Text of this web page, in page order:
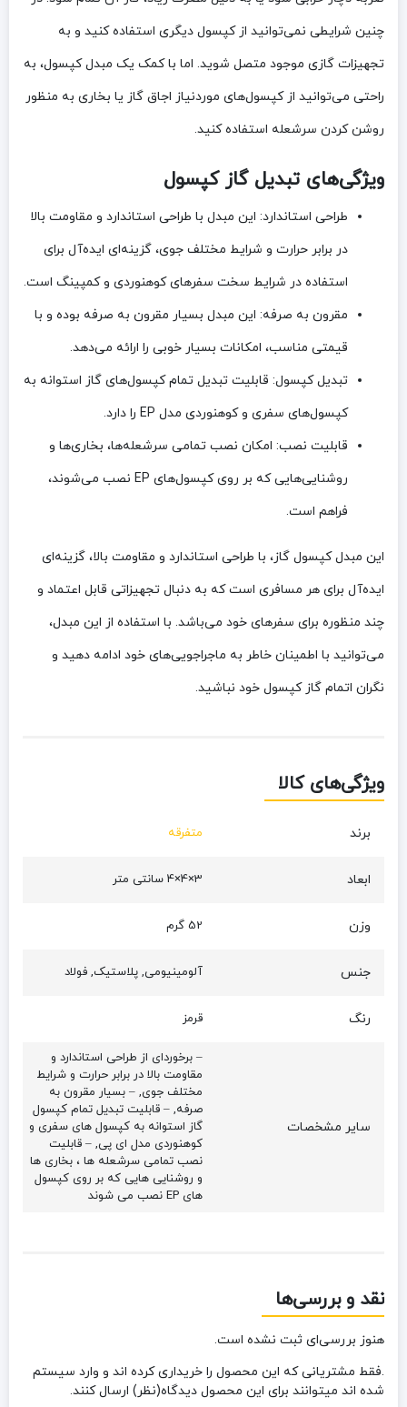
چنین شرایطی نمی‌توانید از کپسول دیگری استفاده کنید و به
تجهیزات گازی موجود متصل شوید. اما با کمک یک مبدل کپسول، به
راحتی می‌توانید از کپسول‌های موردنیاز اجاق گاز یا بخاری به منظور
روشن کردن سرشعله استفاده کنید.
ویژگی‌های تبدیل گاز کپسول
طراحی استاندارد: این مبدل با طراحی استاندارد و مقاومت بالا
در برابر حرارت و شرایط مختلف جوی، گزینه‌ای ایده‌آل برای
استفاده در شرایط سخت سفرهای کوهنوردی و کمپینگ است.
مقرون به صرفه: این مبدل بسیار مقرون به صرفه بوده و با
قیمتی مناسب، امکانات بسیار خوبی را ارائه می‌دهد.
تبدیل کپسول: قابلیت تبدیل تمام کپسول‌های گاز استوانه به
کپسول‌های سفری و کوهنوردی مدل EP را دارد.
قابلیت نصب: امکان نصب تمامی سرشعله‌ها، بخاری‌ها و
روشنایی‌هایی که بر روی کپسول‌های EP نصب می‌شوند،
فراهم است.
این مبدل کپسول گاز، با طراحی استاندارد و مقاومت بالا، گزینه‌ای
ایده‌آل برای هر مسافری است که به دنبال تجهیزاتی قابل اعتماد و
چند منظوره برای سفرهای خود می‌باشد. با استفاده از این مبدل،
می‌توانید با اطمینان خاطر به ماجراجویی‌های خود ادامه دهید و
نگران اتمام گاز کپسول خود نباشید.
ویژگی‌های کالا
برند متفرقه
ابعاد 3×4×4 سانتی متر
وزن 52 گرم
جنس آلومینیومی, پلاستیک, فولاد
رنگ قرمز
سایر مشخصات
– برخوردای از طراحی استاندارد و
مقاومت بالا در برابر حرارت و شرایط
مختلف جوی, – بسیار مقرون به
صرفه, – قابلیت تبدیل تمام کپسول
گاز استوانه به کپسول های سفری و
کوهنوردی مدل ای پی, – قابلیت
نصب تمامی سرشعله ها ، بخاری ها
و روشنایی هایی که بر روی کپسول
های EP نصب می شوند
نقد و بررسی‌ها
هنوز بررسی‌ای ثبت نشده است.
.فقط مشتریانی که این محصول را خریداری کرده اند و وارد سیستم
شده اند میتوانند برای این محصول دیدگاه(نظر) ارسال کنند.